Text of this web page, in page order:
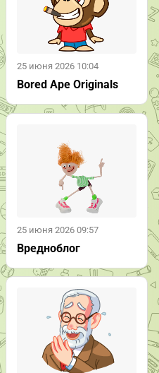
25 июня 2026 10:04
Bored Ape Originals
25 июня 2026 09:57
Вредноблог